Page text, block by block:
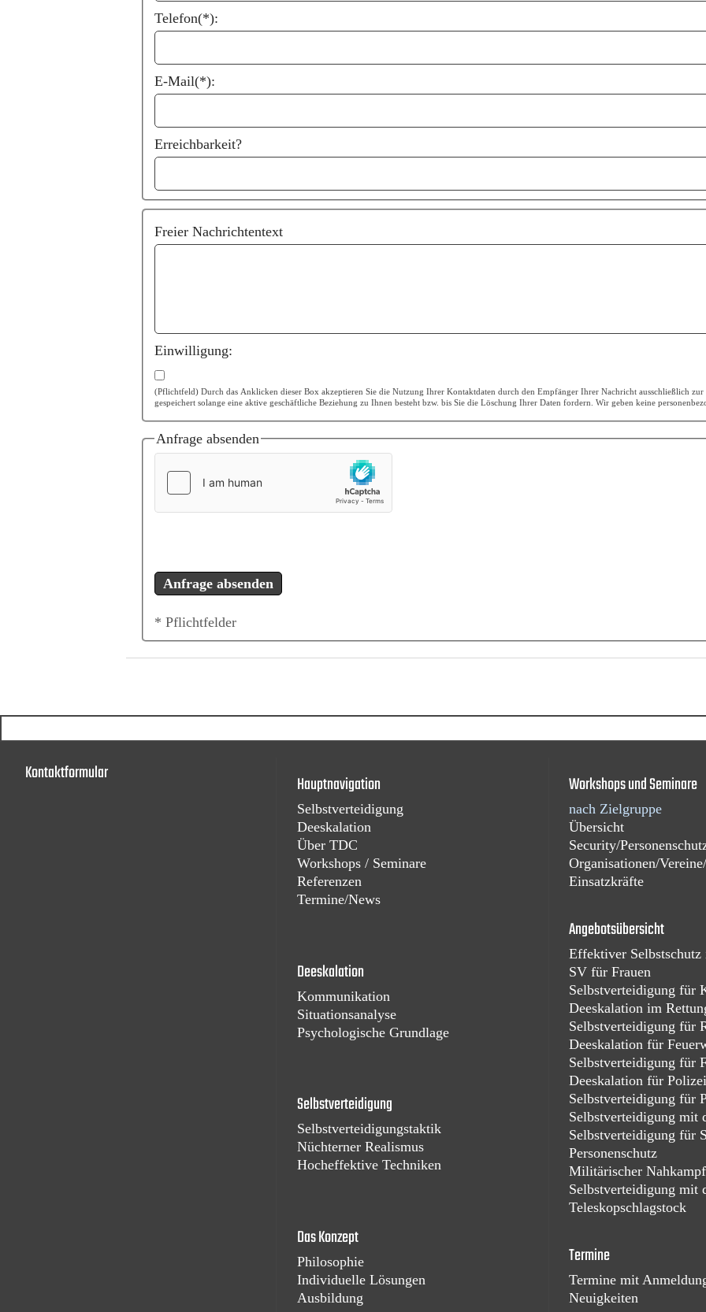
Telefon(*):
E-Mail(*):
Erreichbarkeit?
Freier Nachrichtentext
Einwilligung:
(Pflichtfeld) Durch das Anklicken dieser Box akzeptieren Sie die Nutzung Ihrer Kontaktdaten durch den Empfänger Ihrer Nachricht ausschließlich
gespeichert solange eine aktive geschäftliche Beziehung zu Ihnen besteht bzw. bis Sie die Löschung Ihrer Daten fordern. Wir geben keine
Anfrage absenden
* Pflichtfelder
Kontaktformular Hauptnavigation
Selbstverteidigung
Deeskalation
Über TDC
Workshops / Seminare
Referenzen
Termine/News
Deeskalation
Kommunikation
Situationsanalyse
Psychologische Grundlage
Selbstverteidigung
Selbstverteidigungstaktik
Nüchterner Realismus
Hocheffektive Techniken
Das Konzept
Philosophie
Individuelle Lösungen
Ausbildung
Workshops und Seminare
nach Zielgruppe
Übersicht
Security/
Organisationen/
Einsatzkräfte
Angebotsübersicht
Effektiver
SV für Frauen
Selbstverteidigung für
Deeskalation im
Selbstverteidigung für
Deeskalation für
Selbstverteidigung für
Deeskalation für
Selbstverteidigung für
Selbstverteidigung mit
Selbstverteidigung für
Personenschutz
Militärischer Nahkampf
Selbstverteidigung mit
Teleskopschlagstock
Termine
Termine mit
Neuigkeiten